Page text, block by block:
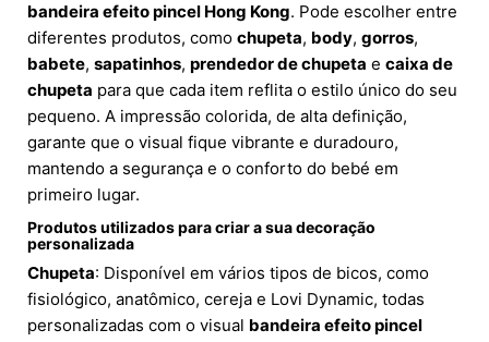
bandeira efeito pincel Hong Kong. Pode escolher entre
diferentes produtos, como chupeta, body, gorros,
babete, sapatinhos, prendedor de chupeta e caixa de
chupeta para que cada item reflita o estilo único do seu
pequeno. A impressão colorida, de alta definição,
garante que o visual fique vibrante e duradouro,
mantendo a segurança e o conforto do bebé em
primeiro lugar.
Produtos utilizados para criar a sua decoração
personalizada
Chupeta: Disponível em vários tipos de bicos, como
fisiológico, anatômico, cereja e Lovi Dynamic, todas
personalizadas com o visual bandeira efeito pincel